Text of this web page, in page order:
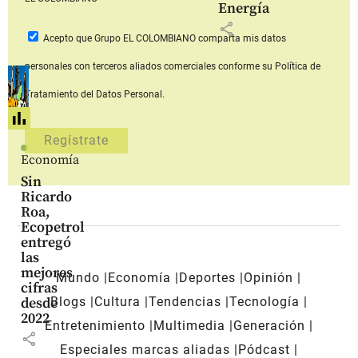
Energía
share
Economía
Sin
Ricardo
Roa,
Ecopetrol
entregó
las
mejores
cifras
desde
2022
share
Acepto que Grupo EL COLOMBIANOcomparta mis datos
personales con terceros aliados comerciales conforme su Política de
Tratamiento del Datos Personal.
Mundo Economía Deportes
Opinión
Blogs
Cultura Tendencias Tecnología
Entretenimiento
Multimedia
Generación
Especiales marcas aliadas
Pódcast